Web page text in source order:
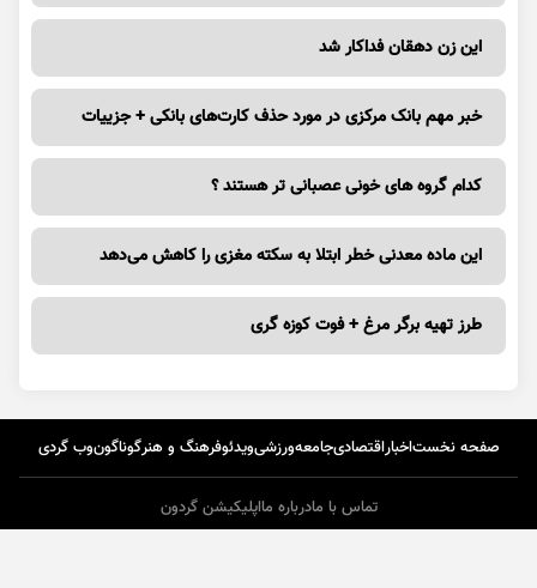
این زن دهقان فداکار شد
خبر مهم بانک مرکزی در مورد حذف کارت‌های بانکی + جزییات
کدام گروه های خونی عصبانی تر هستند ؟
این ماده معدنی خطر ابتلا به سکته مغزی را کاهش می‌دهد
طرز تهیه برگر مرغ + فوت کوزه گری
صفحه نخستاخباراقتصادیجامعهورزشیویدئوفرهنگ و هنرگوناگونوب گردی
تماس با مادرباره مااپلیکیشن گردون